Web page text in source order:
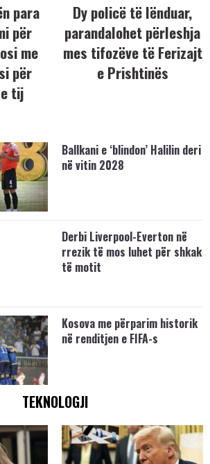
para
për
me
për
tij
Dy policë të lënduar,
parandalohet përleshja
mes tifozëve të Ferizajt
e Prishtinës
Ballkani e ‘blindon’ Halilin deri
në vitin 2028
Derbi Liverpool-Everton në
rrezik të mos luhet për shkak
të motit
Kosova me përparim historik
në renditjen e FIFA-s
TEKNOLOGJI